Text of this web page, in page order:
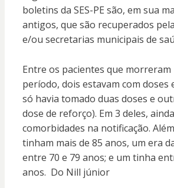
boletins da SES-PE são, em sua
antigos, que são recuperados
e/ou secretarias municipais de
Entre os pacientes que morreram
período, dois estavam com doses
só havia tomado duas doses e
dose de reforço). Em 3 deles,
comorbidades na notificação.
tinham mais de 85 anos, um era
entre 70 e 79 anos; e um tinha
anos. Do Nill júnior